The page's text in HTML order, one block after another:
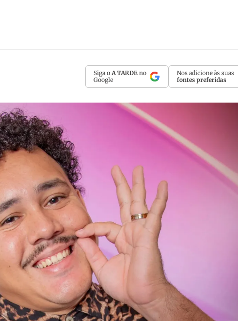
Siga o A TARDE no
Google
Nos adicione às suas
fontes preferidas